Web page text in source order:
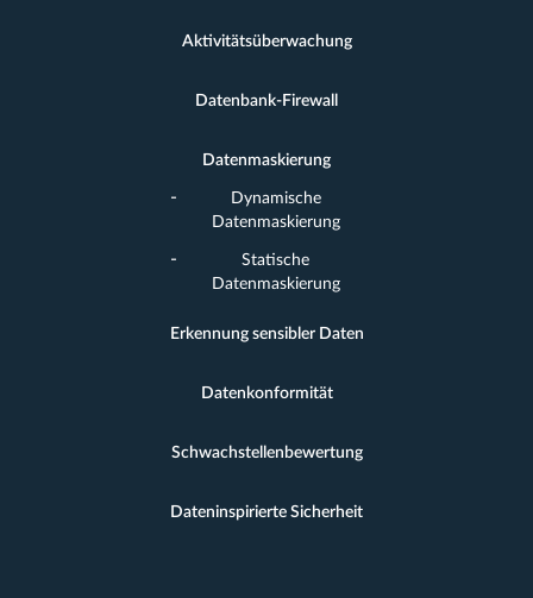
Aktivitätsüberwachung
Datenbank-Firewall
Datenmaskierung
Dynamische
Datenmaskierung
Statische
Datenmaskierung
Erkennung sensibler Daten
Datenkonformität
Schwachstellenbewertung
Dateninspirierte Sicherheit